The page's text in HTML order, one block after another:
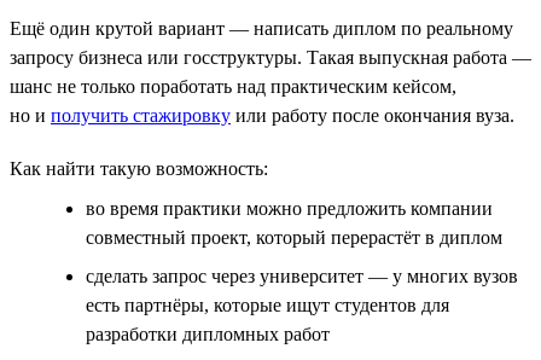
Ещё один крутой вариант — написать диплом по реальному
запросу бизнеса или госструктуры. Такая выпускная работа —
шанс не только поработать над практическим кейсом,
но и получить стажировку или работу после окончания вуза.
Как найти такую возможность:
во время практики можно предложить компании
совместный проект, который перерастёт в диплом
сделать запрос через университет — у многих вузов
есть партнёры, которые ищут студентов для
разработки дипломных работ